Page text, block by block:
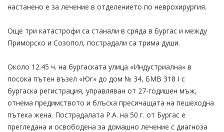
настанено е за лечение в отделението по неврохирургия.
Още три катастрофи са станали в сряда в Бургас и между
Приморско и Созопол, пострадали са трима души.
Около 12.45 ч. на бургаската улица «Индустриална» в
посока пътен възел «Юг» до дом № 34, БМВ 318 I с
бургаска регистрация, управляван от 27-годишен мъж,
отнема предимството и блъска пресичащата на пешеходна
пътека жена. Пострадалата Р.А. на 50 г. от Бургас е
прегледана и освободена за домашно лечение с диагноза